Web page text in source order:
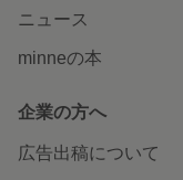
ニュース
minneの本
企業の方へ
広告出稿について